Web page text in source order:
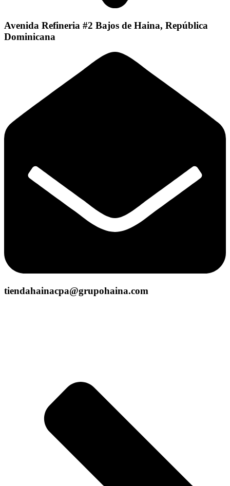
Avenida Refineria #2 Bajos de Haina, República
Dominicana
tiendahainacpa@grupohaina.com